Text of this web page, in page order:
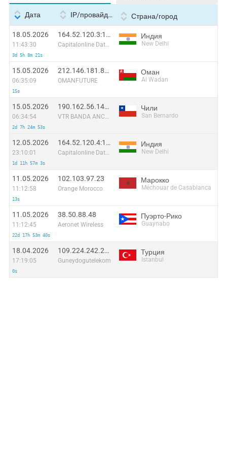
Дата IP/провайдер Страна/город
18.05.2026
11:43:30
3d 5h 8m 21s
164.52.120.3:12691
Capitalonline Data Service (HK) Co
Индия
New Delhi
15.05.2026
06:35:09
15s
212.146.181.88:38791
OMANFUTURE
Оман
Al Wadan
15.05.2026
06:34:54
2d 7h 24m 53s
190.162.56.140:37604
VTR BANDA ANCHA S.A.
Чили
San Bernardo
12.05.2026
23:10:01
1d 11h 57m 3s
164.52.120.4:12041
Capitalonline Data Service (HK) Co
Индия
New Delhi
11.05.2026
11:12:58
13s
102.103.97.23
Orange Morocco
Марокко
Méchouar de Casablanca
11.05.2026
11:12:45
22d 17h 53m 40s
38.50.88.48
Aeronet Wireless
Пуэрто-Рико
Guaynabo
18.04.2026
17:19:05
0s
109.224.242.207
Guneydogutelekom
Турция
Istanbul